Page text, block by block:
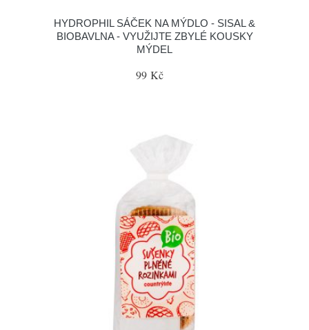
HYDROPHIL SÁČEK NA MÝDLO - SISAL &
BIOBAVLNA - VYUŽIJTE ZBYLÉ KOUSKY
MÝDEL
99 Kč